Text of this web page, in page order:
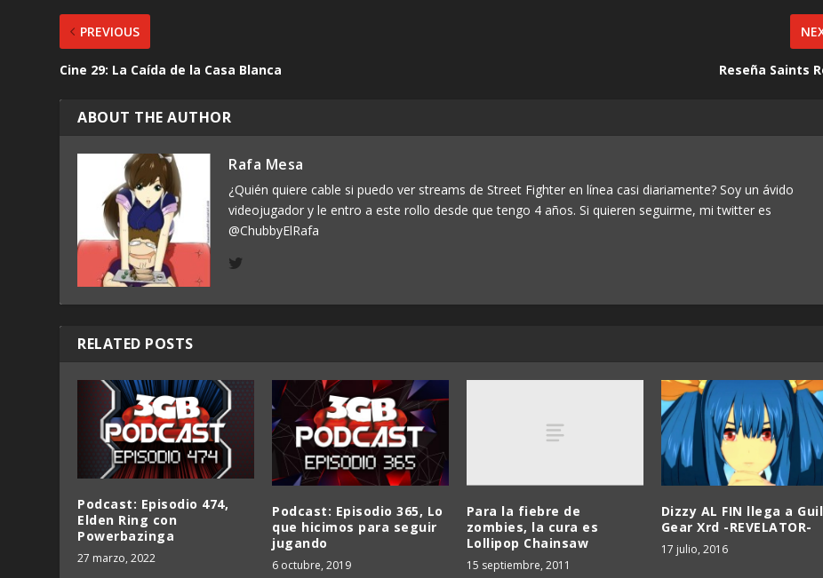
PREVIOUS
Cine 29: La Caída de la Casa Blanca Reseña Saints
ABOUT THE AUTHOR
Rafa Mesa
¿Quién quiere cable si puedo ver streams de Street Fighter en línea casi diariamente? Soy un ávido
videojugador y le entro a este rollo desde que tengo 4 años. Si quieren seguirme, mi twitter es
@ChubbyElRafa
RELATED POSTS
Podcast: Episodio 474,
Elden Ring con
Powerbazinga
27 marzo, 2022
Podcast: Episodio 365, Lo
que hicimos para seguir
jugando
6 octubre, 2019
Para la fiebre de
zombies, la cura es
Lollipop Chainsaw
15 septiembre, 2011
Dizzy AL FIN llega a
Gear Xrd -REVELATOR-
17 julio, 2016